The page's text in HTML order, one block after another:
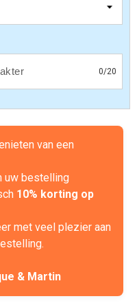
0/20
van een
uw bestelling
10% korting op
met veel plezier aan
& Martin